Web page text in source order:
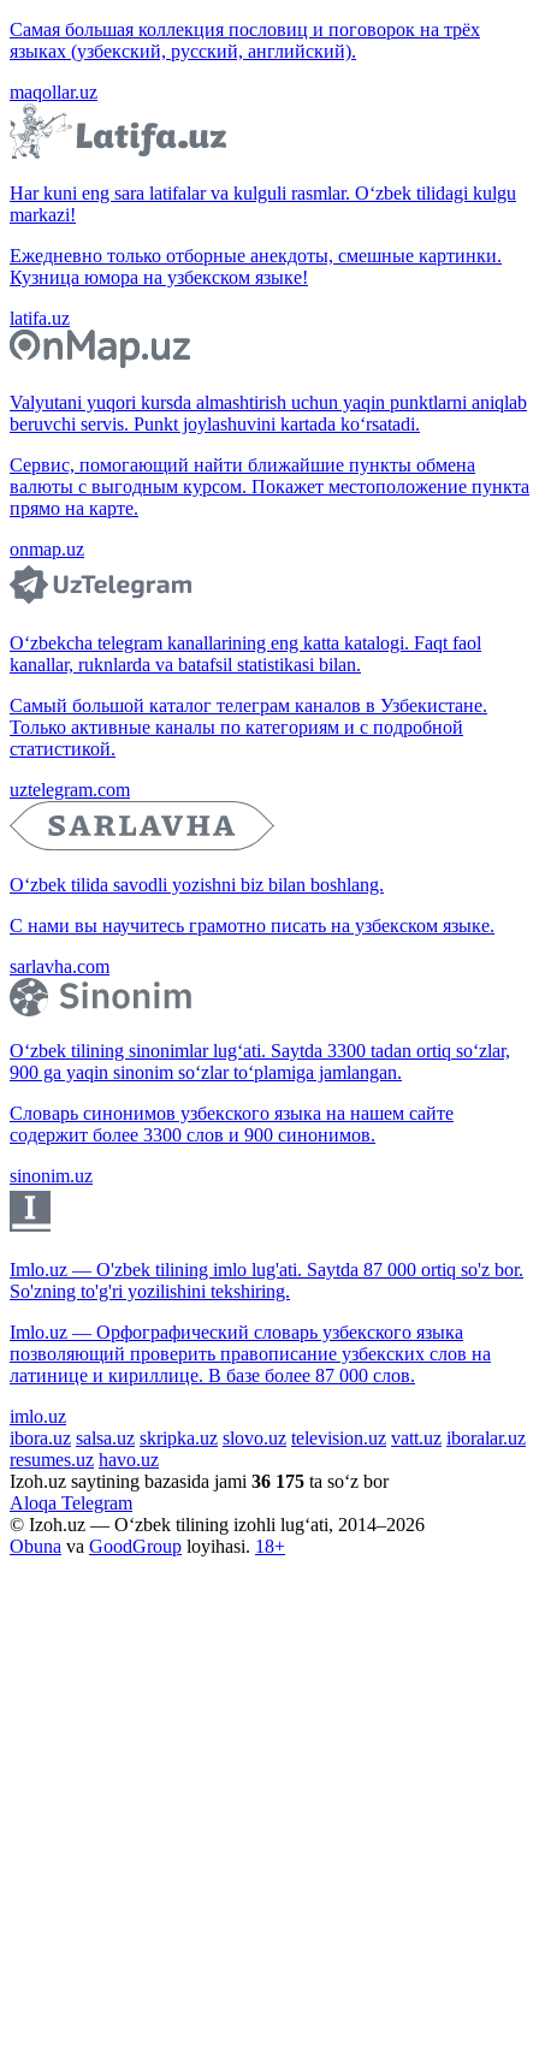
Самая большая коллекция пословиц и поговорок на трёх
языках (узбекский, русский, английский).
maqollar.uz
Har kuni eng sara latifalar va kulguli rasmlar. O‘zbek tilidagi kulgu
markazi!
Ежедневно только отборные анекдоты, смешные картинки.
Кузница юмора на узбекском языке!
latifa.uz
Valyutani yuqori kursda almashtirish uchun yaqin punktlarni aniqlab
beruvchi servis. Punkt joylashuvini kartada ko‘rsatadi.
Сервис, помогающий найти ближайшие пункты обмена
валюты с выгодным курсом. Покажет местоположение пункта
прямо на карте.
onmap.uz
O‘zbekcha telegram kanallarining eng katta katalogi. Faqt faol
kanallar, ruknlarda va batafsil statistikasi bilan.
Самый большой каталог телеграм каналов в Узбекистане.
Только активные каналы по категориям и с подробной
статистикой.
uztelegram.com
O‘zbek tilida savodli yozishni biz bilan boshlang.
С нами вы научитесь грамотно писать на узбекском языке.
sarlavha.com
O‘zbek tilining sinonimlar lug‘ati. Saytda 3300 tadan ortiq so‘zlar,
900 ga yaqin sinonim so‘zlar to‘plamiga jamlangan.
Словарь синонимов узбекского языка на нашем сайте
содержит более 3300 слов и 900 синонимов.
sinonim.uz
Imlo.uz — O'zbek tilining imlo lug'ati. Saytda 87 000 ortiq so'z bor.
So'zning to'g'ri yozilishini tekshiring.
Imlo.uz — Орфографический словарь узбекского языка
позволяющий проверить правописание узбекских слов на
латинице и кириллице. В базе более 87 000 слов.
imlo.uz
ibora.uz salsa.uz skripka.uz slovo.uz television.uz vatt.uz iboralar.uz
resumes.uz havo.uz
Izoh.uz saytining bazasida jami 36 175 ta so‘z bor
Aloqa Telegram
© Izoh.uz — O‘zbek tilining izohli lug‘ati, 2014–2026
Obuna va GoodGroup loyihasi. 18+